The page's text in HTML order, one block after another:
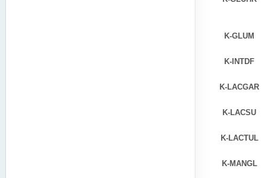
K-GLUM
K-INTDF
K-LACGAR
K-LACSU
K-LACTUL
K-MANGL